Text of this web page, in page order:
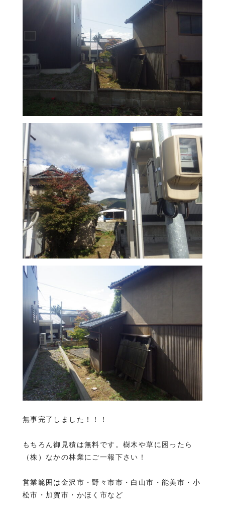
無事完了しました！！！
もちろん御見積は無料です。樹木や草に困ったら
（株）なかの林業にご一報下さい！
営業範囲は金沢市・野々市市・白山市・能美市・小
松市・加賀市・かほく市など